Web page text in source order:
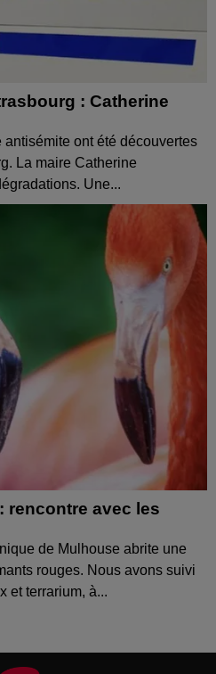
: Catherine
ont été découvertes
La maire Catherine
Une...
rencontre avec les
de Mulhouse abrite une
rouges. Nous avons suivi
et terrarium, à...